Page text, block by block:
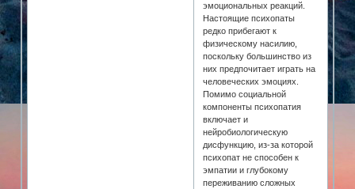
эмоциональных реакций.
Настоящие психопаты
редко прибегают к
физическому насилию,
поскольку большинство из
них предпочитает играть на
человеческих эмоциях.
Помимо социальной
компоненты психопатия
включает и
нейробиологическую
дисфункцию, из-за которой
психопат не способен к
эмпатии и глубокому
переживанию сложных